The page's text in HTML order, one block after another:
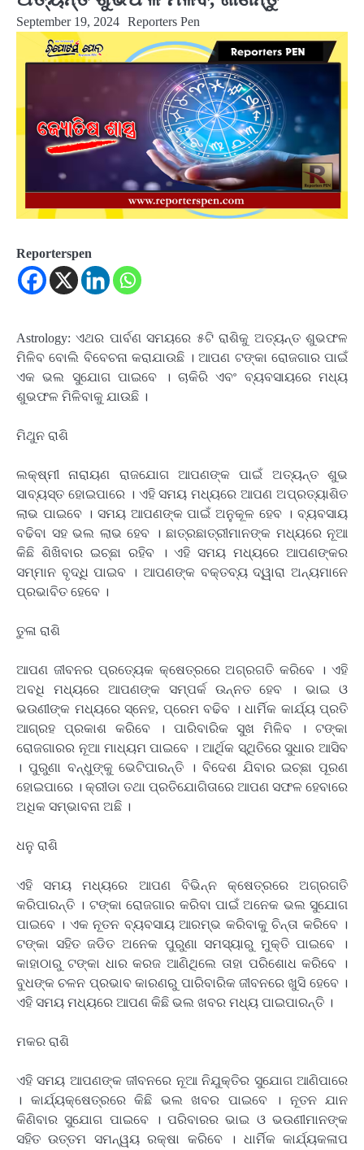
September 19, 2024 Reporters Pen
Reporterspen
Astrology: ଏଥର ପାର୍ବଣ ସମୟରେ ୫ଟି ରାଶିକୁ ଅତ୍ୟନ୍ତ ଶୁଭଫଳ
ମିଳିବ ବୋଲି ବିବେଚନା କରାଯାଉଛି । ଆପଣ ଟଙ୍କା ରୋଜଗାର ପାଇଁ
ଏକ ଭଲ ସୁଯୋଗ ପାଇବେ । ଚାକିରି ଏବଂ ବ୍ୟବସାୟରେ ମଧ୍ୟ
ଶୁଭଫଳ ମିଳିବାକୁ ଯାଉଛି ।
ମିଥୁନ ରାଶି
ଲକ୍ଷ୍ମୀ ନାରାୟଣ ରାଜଯୋଗ ଆପଣଙ୍କ ପାଇଁ ଅତ୍ୟନ୍ତ ଶୁଭ
ସାବ୍ୟସ୍ତ ହୋଇପାରେ । ଏହି ସମୟ ମଧ୍ୟରେ ଆପଣ ଅପ୍ରତ୍ୟାଶିତ
ଲାଭ ପାଇବେ । ସମୟ ଆପଣଙ୍କ ପାଇଁ ଅନୁକୂଳ ହେବ । ବ୍ୟବସାୟ
ବଢିବା ସହ ଭଲ ଲାଭ ହେବ । ଛାତ୍ରଛାତ୍ରୀମାନଙ୍କ ମଧ୍ୟରେ ନୂଆ
କିଛି ଶିଖିବାର ଇଚ୍ଛା ରହିବ । ଏହି ସମୟ ମଧ୍ୟରେ ଆପଣଙ୍କର
ସମ୍ମାନ ବୃଦ୍ଧି ପାଇବ । ଆପଣଙ୍କ ବକ୍ତବ୍ୟ ଦ୍ୱାରା ଅନ୍ୟମାନେ
ପ୍ରଭାବିତ ହେବେ ।
ତୁଳା ରାଶି
ଆପଣ ଜୀବନର ପ୍ରତ୍ୟେକ କ୍ଷେତ୍ରରେ ଅଗ୍ରଗତି କରିବେ । ଏହି
ଅବଧି ମଧ୍ୟରେ ଆପଣଙ୍କ ସମ୍ପର୍କ ଉନ୍ନତ ହେବ । ଭାଇ ଓ
ଭଉଣୀଙ୍କ ମଧ୍ୟରେ ସ୍ନେହ, ପ୍ରେମ ବଢିବ । ଧାର୍ମିକ କାର୍ଯ୍ୟ ପ୍ରତି
ଆଗ୍ରହ ପ୍ରକାଶ କରିବେ । ପାରିବାରିକ ସୁଖ ମିଳିବ । ଟଙ୍କା
ରୋଜଗାରର ନୂଆ ମାଧ୍ୟମ ପାଇବେ । ଆର୍ଥିକ ସ୍ଥିତିରେ ସୁଧାର ଆସିବ
। ପୁରୁଣା ବନ୍ଧୁଙ୍କୁ ଭେଟିପାରନ୍ତି । ବିଦେଶ ଯିବାର ଇଚ୍ଛା ପୂରଣ
ହୋଇପାରେ । କ୍ରୀଡା ତଥା ପ୍ରତିଯୋଗିତାରେ ଆପଣ ସଫଳ ହେବାରେ
ଅଧିକ ସମ୍ଭାବନା ଅଛି ।
ଧନୁ ରାଶି
ଏହି ସମୟ ମଧ୍ୟରେ ଆପଣ ବିଭିନ୍ନ କ୍ଷେତ୍ରରେ ଅଗ୍ରଗତି
କରିପାରନ୍ତି । ଟଙ୍କା ରୋଜଗାର କରିବା ପାଇଁ ଅନେକ ଭଲ ସୁଯୋଗ
ପାଇବେ । ଏକ ନୂତନ ବ୍ୟବସାୟ ଆରମ୍ଭ କରିବାକୁ ଚିନ୍ତା କରିବେ ।
ଟଙ୍କା ସହିତ ଜଡିତ ଅନେକ ପୁରୁଣା ସମସ୍ୟାରୁ ମୁକ୍ତି ପାଇବେ ।
କାହାଠାରୁ ଟଙ୍କା ଧାର କରଜ ଆଣିଥିଲେ ତାହା ପରିଶୋଧ କରିବେ ।
ବୁଧଙ୍କ ଚଳନ ପ୍ରଭାବ କାରଣରୁ ପାରିବାରିକ ଜୀବନରେ ଖୁସି ହେବେ ।
ଏହି ସମୟ ମଧ୍ୟରେ ଆପଣ କିଛି ଭଲ ଖବର ମଧ୍ୟ ପାଇପାରନ୍ତି ।
ମକର ରାଶି
ଏହି ସମୟ ଆପଣଙ୍କ ଜୀବନରେ ନୂଆ ନିଯୁକ୍ତିର ସୁଯୋଗ ଆଣିପାରେ
। କାର୍ଯ୍ୟକ୍ଷେତ୍ରରେ କିଛି ଭଲ ଖବର ପାଇବେ । ନୂତନ ଯାନ
କିଣିବାର ସୁଯୋଗ ପାଇବେ । ପରିବାରର ଭାଇ ଓ ଭଉଣୀମାନଙ୍କ
ସହିତ ଉତ୍ତମ ସମନ୍ୱୟ ରକ୍ଷା କରିବେ । ଧାର୍ମିକ କାର୍ଯ୍ୟକଳାପ